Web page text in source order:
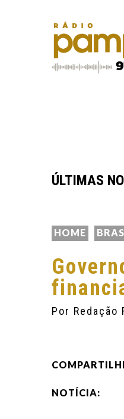
ÚLTIMAS
PROMOVE
HOME
Por Redação
NOTÍCIA: